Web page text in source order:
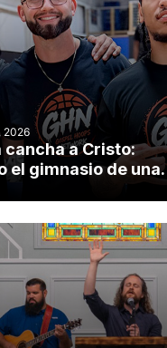
2026
cancha a Cristo:
el gimnasio de una
te cuento